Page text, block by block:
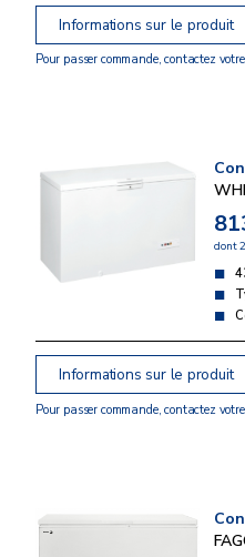
Informations sur le produit
Pour passer commande, contactez
dont
Informations sur le produit
Pour passer commande, contactez